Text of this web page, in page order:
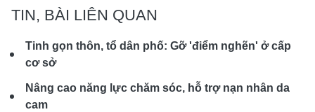
TIN, BÀI LIÊN QUAN
Tinh gọn thôn, tổ dân phố: Gỡ 'điểm nghẽn' ở cấp
cơ sở
Nâng cao năng lực chăm sóc, hỗ trợ nạn nhân da
cam